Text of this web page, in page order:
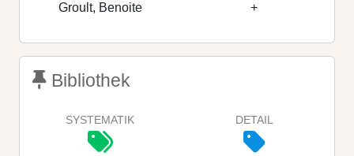
Groult, Benoite +
Bibliothek
SYSTEMATIK DETAIL